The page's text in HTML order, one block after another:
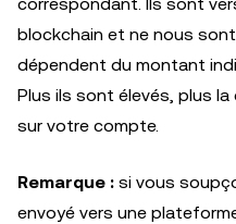
blockchain et ne nous
dépendent du montant
Plus ils sont élevés, plus
sur votre compte.
Remarque : si vous
envoyé vers une